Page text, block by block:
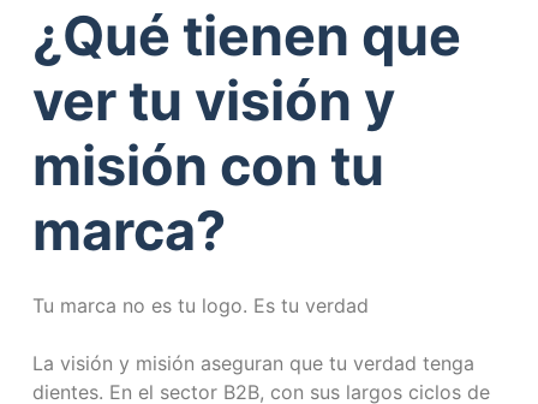
¿Qué tienen que
ver tu visión y
misión con tu
marca?
Tu marca no es tu logo. Es tu verdad
La visión y misión aseguran que tu verdad tenga
dientes. En el sector B2B, con sus largos ciclos de